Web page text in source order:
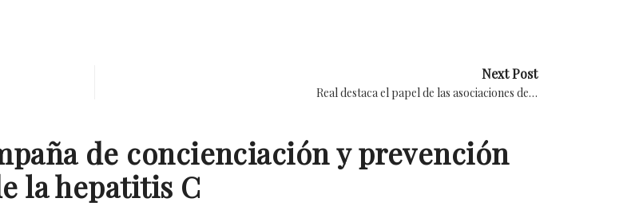
Next Post
Real destaca el papel de las asociaciones de…
de concienciación y prevención
la hepatitis C